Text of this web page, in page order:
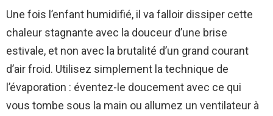
Une fois l’enfant humidifié, il va falloir dissiper cette
chaleur stagnante avec la douceur d’une brise
estivale, et non avec la brutalité d’un grand courant
d’air froid. Utilisez simplement la technique de
l’évaporation : éventez-le doucement avec ce qui
vous tombe sous la main ou allumez un ventilateur à